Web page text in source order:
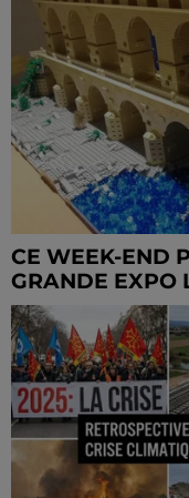
CE WEEK-END
GRANDE EXPO